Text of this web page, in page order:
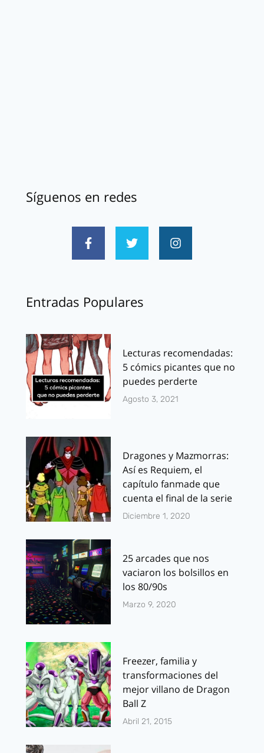
Síguenos en redes
Entradas Populares
Lecturas recomendadas:
5 cómics picantes que no
puedes perderte
Agosto 3, 2021
Dragones y Mazmorras:
Así es Requiem, el
capítulo fanmade que
cuenta el final de la serie
Diciembre 1, 2020
25 arcades que nos
vaciaron los bolsillos en
los 80/90s
Marzo 9, 2020
Freezer, familia y
transformaciones del
mejor villano de Dragon
Ball Z
Abril 21, 2015